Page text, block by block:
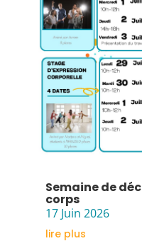
Semaine de
corps
17 Juin 2026
lire plus